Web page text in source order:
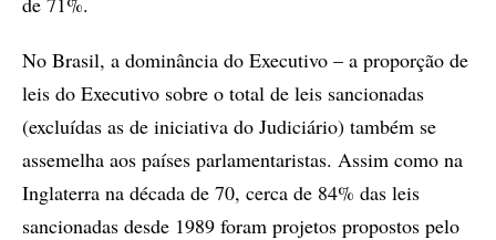
No Brasil, a dominância do Executivo – a proporção de
leis do Executivo sobre o total de leis sancionadas
(excluídas as de iniciativa do Judiciário) também se
assemelha aos países parlamentaristas. Assim como na
Inglaterra na década de 70, cerca de 84% das leis
sancionadas desde 1989 foram projetos propostos pelo